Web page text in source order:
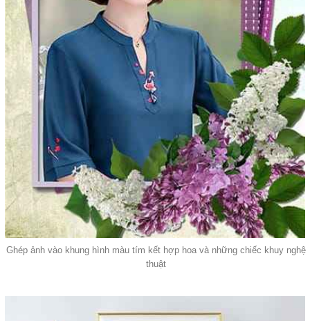
Ghép ảnh vào khung hình màu tím kết hợp hoa và những chiếc khuy nghệ
thuật